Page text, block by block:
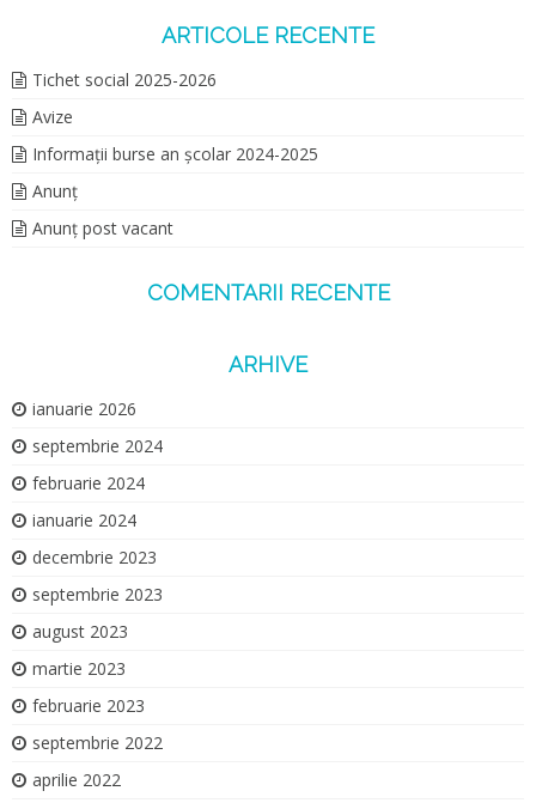
ARTICOLE RECENTE
Tichet social 2025-2026
Avize
Informații burse an școlar 2024-2025
Anunț
Anunț post vacant
COMENTARII RECENTE
ARHIVE
ianuarie 2026
septembrie 2024
februarie 2024
ianuarie 2024
decembrie 2023
septembrie 2023
august 2023
martie 2023
februarie 2023
septembrie 2022
aprilie 2022